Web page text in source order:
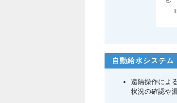
自動給水システム
遠隔操作によ
状況の確認や